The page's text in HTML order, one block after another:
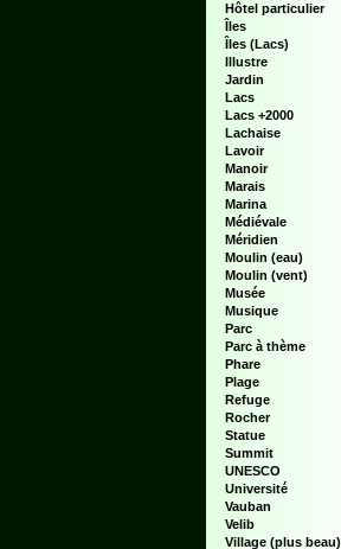
Hôtel particulier
Îles
Îles (Lacs)
Illustre
Jardin
Lacs
Lacs +2000
Lachaise
Lavoir
Manoir
Marais
Marina
Médiévale
Méridien
Moulin (eau)
Moulin (vent)
Musée
Musique
Parc
Parc à thème
Phare
Plage
Refuge
Rocher
Statue
Summit
UNESCO
Université
Vauban
Velib
Village (plus beau)